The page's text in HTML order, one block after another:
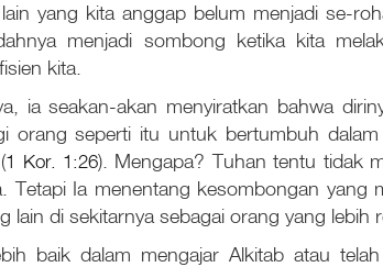
yang kita anggap belum menjadi se-
menjadi sombong ketika kita
kita.
ia seakan-akan menyiratkan bahwa
seperti itu untuk bertumbuh dalam
1 Kor. 1:26). Mengapa? Tuhan tentu tidak
Ia menentang kesombongan yang
di sekitarnya sebagai orang yang lebih
baik dalam mengajar Alkitab atau